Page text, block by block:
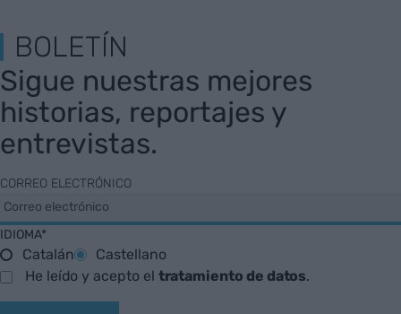
BOLETÍN
Sigue nuestras mejores
historias, reportajes y
entrevistas.
CORREO ELECTRÓNICO
IDIOMA*
Catalán
Castellano
He leído y acepto el tratamiento de datos.